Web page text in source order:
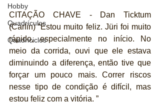
Hobby
Quadrículos
Quadriciclos
CITAÇÃO CHAVE - Dan Ticktum
(Carlin) “Estou muito feliz. Jüri foi muito
rápido, especialmente no início. No
meio da corrida, ouvi que ele estava
diminuindo a diferença, então tive que
forçar um pouco mais. Correr riscos
nesse tipo de condição é difícil, mas
estou feliz com a vitória. ”